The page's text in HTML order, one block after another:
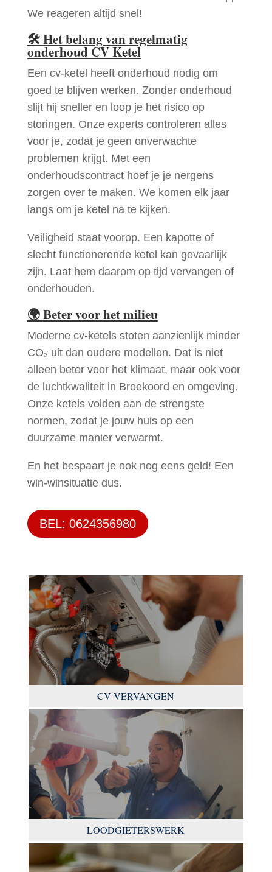
We reageren altijd snel!
🛠Het belang van regelmatig
onderhoud CV Ketel
Een cv-ketel heeft onderhoud nodig om
goed te blijven werken. Zonder onderhoud
slijt hij sneller en loop je het risico op
storingen. Onze experts controleren alles
voor je, zodat je geen onverwachte
problemen krijgt. Met een
onderhoudscontract hoef je je nergens
zorgen over te maken. We komen elk jaar
langs om je ketel na te kijken.
Veiligheid staat voorop. Een kapotte of
slecht functionerende ketel kan gevaarlijk
zijn. Laat hem daarom op tijd vervangen of
onderhouden.
🌍Beter voor het milieu
Moderne cv-ketels stoten aanzienlijk minder
CO₂ uit dan oudere modellen. Dat is niet
alleen beter voor het klimaat, maar ook voor
de luchtkwaliteit in Broekoord en omgeving.
Onze ketels volden aan de strengste
normen, zodat je jouw huis op een
duurzame manier verwarmt.
En het bespaart je ook nog eens geld! Een
win-winsituatie dus.
BEL: 0624356980
CV VERVANGEN
LOODGIETERSWERK